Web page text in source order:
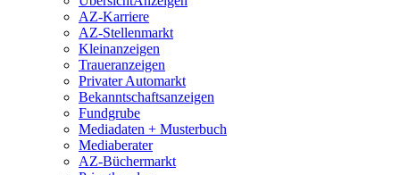
AZ-Karriere
AZ-Stellenmarkt
Kleinanzeigen
Traueranzeigen
Privater Automarkt
Bekanntschaftsanzeigen
Fundgrube
Mediadaten + Musterbuch
Mediaberater
AZ-Büchermarkt